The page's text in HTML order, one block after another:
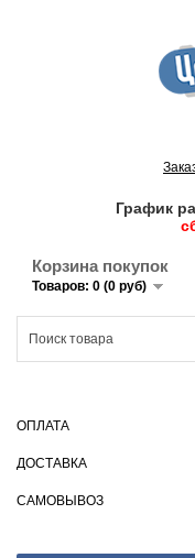
График
Корзина покупок
Товаров: 0 (0 руб)
ОПЛАТА
ДОСТАВКА
САМОВЫВОЗ